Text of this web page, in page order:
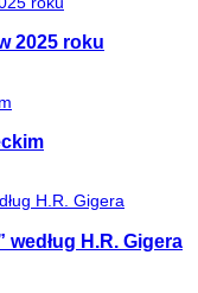
2025 roku
według H.R. Gigera